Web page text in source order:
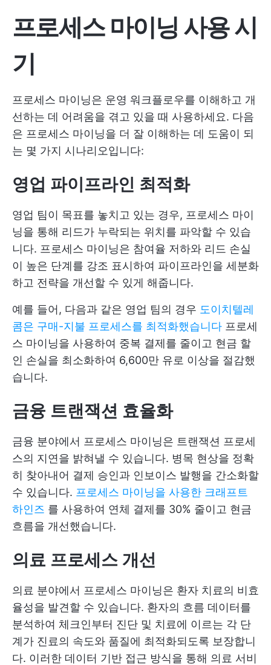
프로세스 마이닝 사용 시
기
프로세스 마이닝은 운영 워크플로우를 이해하고 개
선하는 데 어려움을 겪고 있을 때 사용하세요. 다음
은 프로세스 마이닝을 더 잘 이해하는 데 도움이 되
는 몇 가지 시나리오입니다:
영업 파이프라인 최적화
영업 팀이 목표를 놓치고 있는 경우, 프로세스 마이
닝을 통해 리드가 누락되는 위치를 파악할 수 있습
니다. 프로세스 마이닝은 참여율 저하와 리드 손실
이 높은 단계를 강조 표시하여 파이프라인을 세분화
하고 전략을 개선할 수 있게 해줍니다.
예를 들어, 다음과 같은 영업 팀의 경우 도이치텔레
콤은 구매-지불 프로세스를 최적화했습니다 프로세
스 마이닝을 사용하여 중복 결제를 줄이고 현금 할
인 손실을 최소화하여 6,600만 유로 이상을 절감했
습니다.
금융 트랜잭션 효율화
금융 분야에서 프로세스 마이닝은 트랜잭션 프로세
스의 지연을 밝혀낼 수 있습니다. 병목 현상을 정확
히 찾아내어 결제 승인과 인보이스 발행을 간소화할
수 있습니다. 프로세스 마이닝을 사용한 크래프트
하인즈 를 사용하여 연체 결제를 30% 줄이고 현금
흐름을 개선했습니다.
의료 프로세스 개선
의료 분야에서 프로세스 마이닝은 환자 치료의 비효
율성을 발견할 수 있습니다. 환자의 흐름 데이터를
분석하여 체크인부터 진단 및 치료에 이르는 각 단
계가 진료의 속도와 품질에 최적화되도록 보장합니
다. 이러한 데이터 기반 접근 방식을 통해 의료 서비